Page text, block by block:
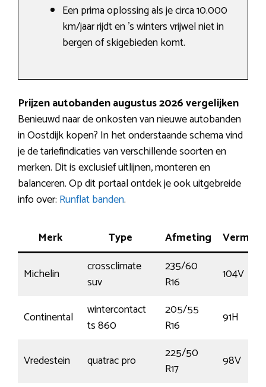
Een prima oplossing als je circa 10.000
km/jaar rijdt en ’s winters vrijwel niet in
bergen of skigebieden komt.
Prijzen autobanden augustus 2026 vergelijken
Benieuwd naar de onkosten van nieuwe autobanden
in Oostdijk kopen? In het onderstaande schema vind
je de tariefindicaties van verschillende soorten en
merken. Dit is exclusief uitlijnen, monteren en
balanceren. Op dit portaal ontdek je ook uitgebreide
info over: Runflat banden.
Merk Type Afmeting
Michelin
crossclimate
suv
235/60
R16
104V
Continental
wintercontact
ts 860
205/55
R16
91H
Vredestein quatrac pro
225/50
R17
98V